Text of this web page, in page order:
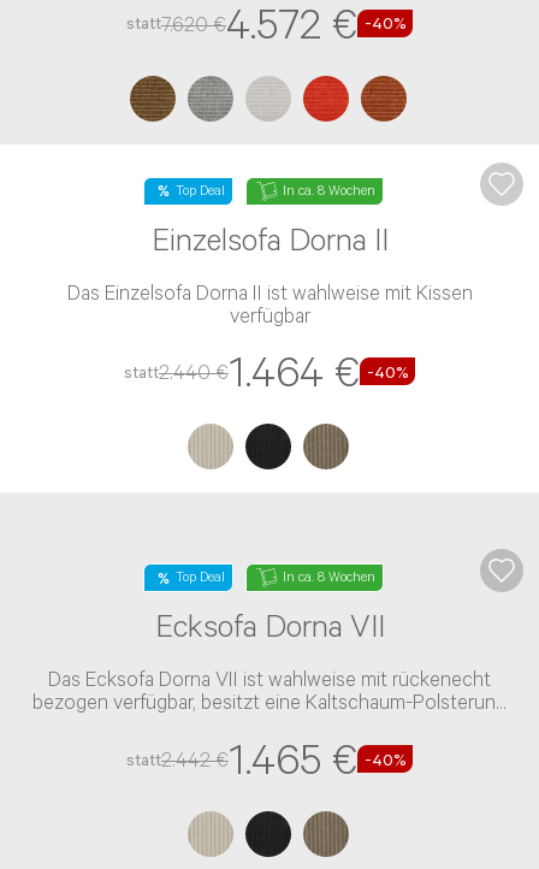
statt7.620 €4.572 € -40%
Top Deal In ca. 8 Wochen
Einzelsofa Dorna II
Das Einzelsofa Dorna II ist wahlweise mit Kissen
verfügbar
statt2.440 €1.464 € -40%
Top Deal In ca. 8 Wochen
Ecksofa Dorna VII
Das Ecksofa Dorna VII ist wahlweise mit rückenecht
bezogen verfügbar, besitzt eine Kaltschaum-Polsterung
statt2.442 €1.465 € -40%